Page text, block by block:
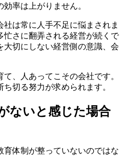
率は上がりません。
は常に人手不足に悩まされま
忙さに翻弄される経営が続くで
大切にしない経営側の意識、会
て、人あってこその会社です。
切る努力が求められます。
ないと感じた場合
育体制が整っていないのではな